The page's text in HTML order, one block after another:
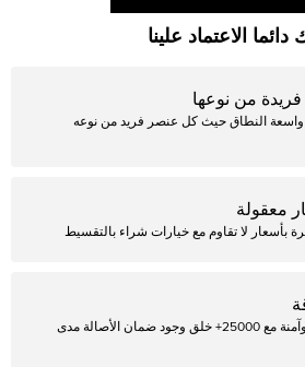
دائما الاعتماد علينا
من نوعها
النطاق حيث كل عنصر فريد من نوعه
معقولة
بأسعار لا تقاوم مع خيارات شراء بالتقسيط
صفيحة موثوقة وآمنة مع 25000+ خلق وجود ضمان الأصالة مدى